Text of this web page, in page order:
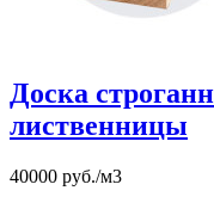
Доска
лиственницы
40000 руб./м3